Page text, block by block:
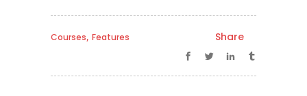
Courses, Features Share